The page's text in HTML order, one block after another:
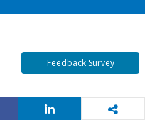
Feedback Survey